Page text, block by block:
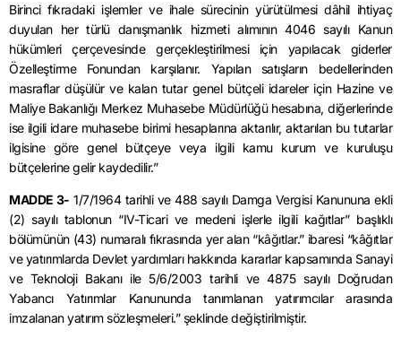
Birinci fıkradaki işlemler ve ihale sürecinin yürütülmesi dâhil ihtiyaç
duyulan her türlü danışmanlık hizmeti alımının 4046 sayılı Kanun
hükümleri çerçevesinde gerçekleştirilmesi için yapılacak giderler
Özelleştirme Fonundan karşılanır. Yapılan satışların bedellerinden
masraflar düşülür ve kalan tutar genel bütçeli idareler için Hazine ve
Maliye Bakanlığı Merkez Muhasebe Müdürlüğü hesabına, diğerlerinde
ise ilgili idare muhasebe birimi hesaplarına aktarılır, aktarılan bu tutarlar
ilgisine göre genel bütçeye veya ilgili kamu kurum ve kuruluşu
bütçelerine gelir kaydedilir.”
MADDE 3- 1/7/1964 tarihli ve 488 sayılı Damga Vergisi Kanununa ekli
(2) sayılı tablonun “IV-Ticari ve medeni işlerle ilgili kağıtlar” başlıklı
bölümünün (43) numaralı fıkrasında yer alan “kâğıtlar.” ibaresi “kâğıtlar
ve yatırımlarda Devlet yardımları hakkında kararlar kapsamında Sanayi
ve Teknoloji Bakanı ile 5/6/2003 tarihli ve 4875 sayılı Doğrudan
Yabancı Yatırımlar Kanununda tanımlanan yatırımcılar arasında
imzalanan yatırım sözleşmeleri.” şeklinde değiştirilmiştir.